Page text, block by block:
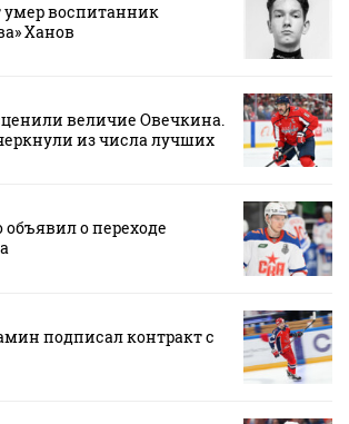
умер воспитанник
Ханов
величие Овечкина.
из числа лучших
о переходе
подписал контракт с